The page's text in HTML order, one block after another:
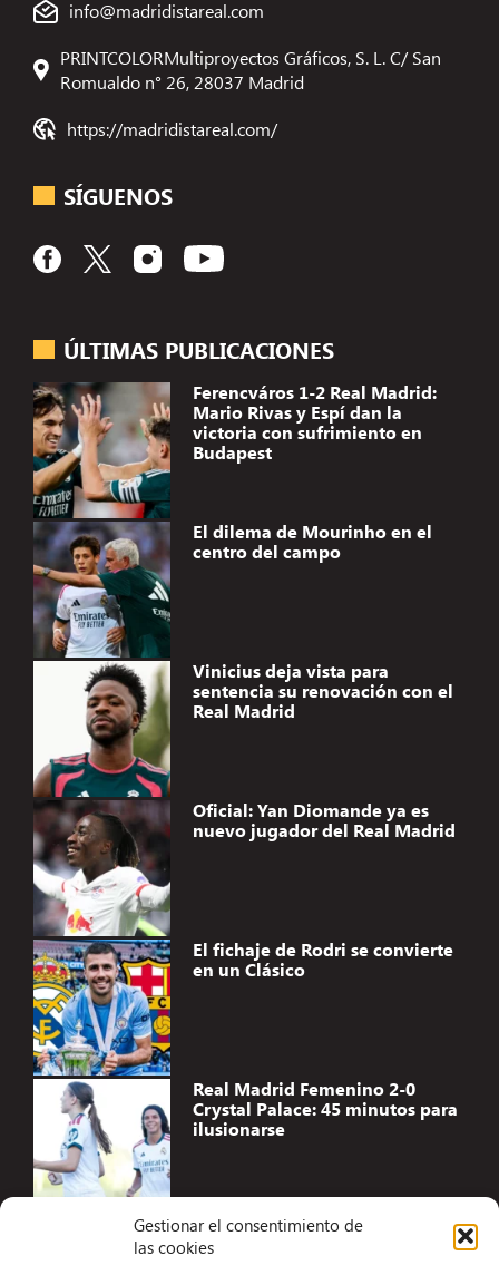
Gestionar el consentimiento de
las cookies
ÚLTIMAS PUBLICACIONES
Ferencváros 1-2 Real Madrid:
Mario Rivas y Espí dan la
victoria con sufrimiento en
Budapest
El dilema de Mourinho en el
centro del campo
Vinicius deja vista para
sentencia su renovación con el
Real Madrid
Oficial: Yan Diomande ya es
nuevo jugador del Real Madrid
El fichaje de Rodri se convierte
en un Clásico
Real Madrid Femenino 2-0
Crystal Palace: 45 minutos para
ilusionarse
info@madridistareal.com
PRINTCOLORMultiproyectos Gráficos, S. L. C/ San
Romualdo n° 26, 28037 Madrid
https://madridistareal.com/
SÍGUENOS